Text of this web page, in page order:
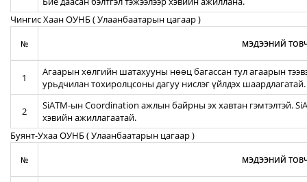
Чингис Хаан ОУНБ ( Улаанбаатарын цагаар )
№ МЭДЭЭНИЙ
1
Агаарын хөлгийн шатахууны нөөц багассан тул агаарын
урьдчилан тохиролцсоны дагуу нислэг үйлдэх шаардлагатай.
2
SiATM-ын Coordination ажлын байрны эх хавтан гэмтэлтэй.
хэвийн ажиллагаатай.
Буянт-Ухаа ОУНБ ( Улаанбаатарын цагаар )
№ МЭДЭЭНИЙ